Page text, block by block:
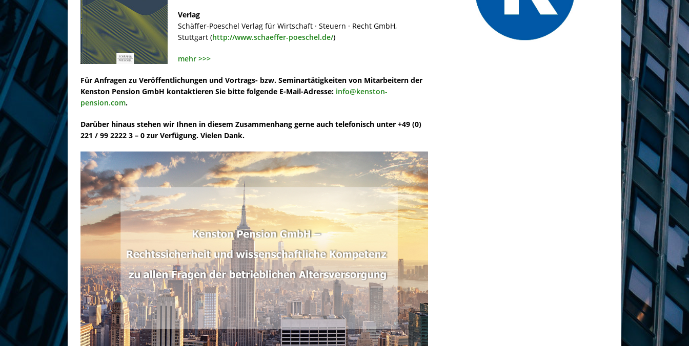
Verlag
Schäffer-Poeschel Verlag für Wirtschaft · Steuern · Recht GmbH,
Stuttgart (http://www.schaeffer-poeschel.de/)
mehr >>>
Für Anfragen zu Veröffentlichungen und Vortrags- bzw. Seminartätigkeiten von Mitarbeitern der
Kenston Pension GmbH kontaktieren Sie bitte folgende E-Mail-Adresse: info@kenston-
pension.com.
Darüber hinaus stehen wir Ihnen in diesem Zusammenhang gerne auch telefonisch unter +49 (0)
221 / 99 2222 3 – 0 zur Verfügung. Vielen Dank.